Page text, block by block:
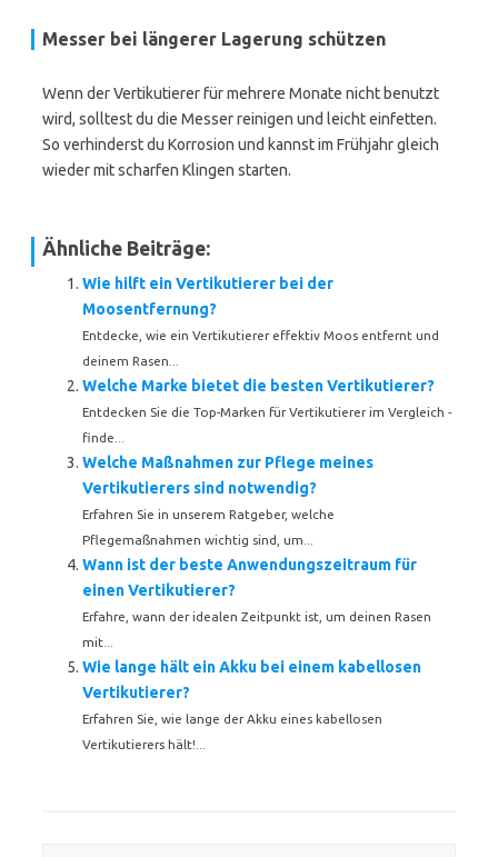
Messer bei längerer Lagerung schützen
Wenn der Vertikutierer für mehrere Monate nicht benutzt
wird, solltest du die Messer reinigen und leicht einfetten.
So verhinderst du Korrosion und kannst im Frühjahr gleich
wieder mit scharfen Klingen starten.
Ähnliche Beiträge:
Wie hilft ein Vertikutierer bei der
Moosentfernung?
Entdecke, wie ein Vertikutierer effektiv Moos entfernt und
deinem Rasen...
Welche Marke bietet die besten Vertikutierer?
Entdecken Sie die Top-Marken für Vertikutierer im Vergleich -
finde...
Welche Maßnahmen zur Pflege meines
Vertikutierers sind notwendig?
Erfahren Sie in unserem Ratgeber, welche
Pflegemaßnahmen wichtig sind, um...
Wann ist der beste Anwendungszeitraum für
einen Vertikutierer?
Erfahre, wann der idealen Zeitpunkt ist, um deinen Rasen
mit...
Wie lange hält ein Akku bei einem kabellosen
Vertikutierer?
Erfahren Sie, wie lange der Akku eines kabellosen
Vertikutierers hält!...